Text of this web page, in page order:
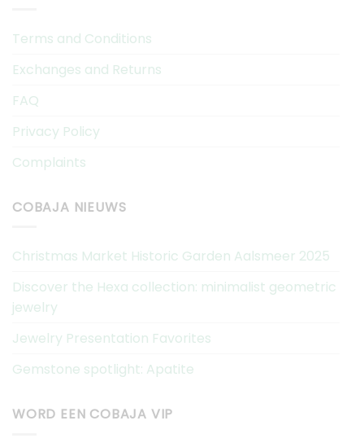
Terms and Conditions
Exchanges and Returns
FAQ
Privacy Policy
Complaints
COBAJA NIEUWS
Christmas Market Historic Garden Aalsmeer 2025
Discover the Hexa collection: minimalist geometric
jewelry
Jewelry Presentation Favorites
Gemstone spotlight: Apatite
WORD EEN COBAJA VIP